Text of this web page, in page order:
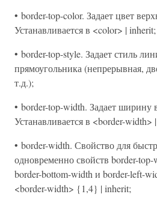
• border-top-color. Задает цвет
Устанавливается в <color> | inherit;
• border-top-style. Задает стиль
прямоугольника (непрерывная,
т.д.);
• border-top-width. Задает ширину
Устанавливается в <border-width>
• border-width. Свойство для
одновременно свойств border-
border-bottom-width и border-left-
<border-width> {1,4} | inherit;